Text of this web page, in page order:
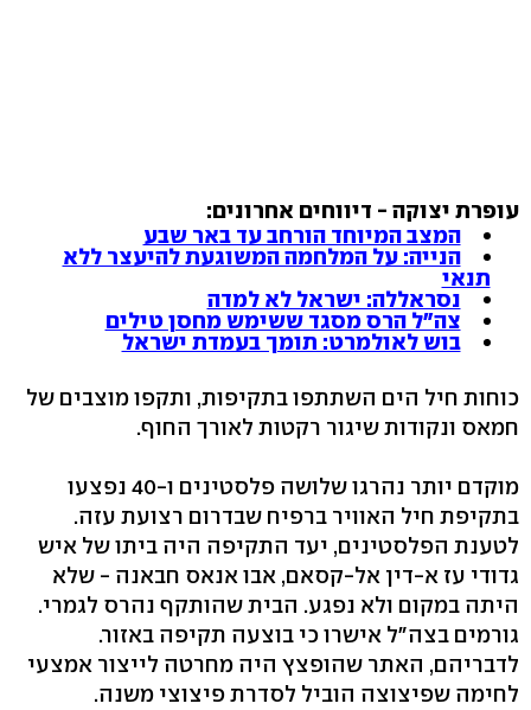
עופרת יצוקה - דיווחים אחרונים:
המצב המיוחד הורחב עד באר שבע
הנייה: על המלחמה המשוגעת להיעצר ללא
תנאי
נסראללה: ישראל לא למדה
צה"ל הרס מסגד ששימש מחסן טילים
בוש לאולמרט: תומך בעמדת ישראל
כוחות חיל הים השתתפו בתקיפות, ותקפו מוצבים של
חמאס ונקודות שיגור רקטות לאורך החוף.
מוקדם יותר נהרגו שלושה פלסטינים ו-40 נפצעו
בתקיפת חיל האוויר ברפיח שבדרום רצועת עזה.
לטענת הפלסטינים, יעד התקיפה היה ביתו של איש
גדודי עז א-דין אל-קסאם, אבו אנאס חבאנה - שלא
היתה במקום ולא נפגע. הבית שהותקף נהרס לגמרי.
גורמים בצה"ל אישרו כי בוצעה תקיפה באזור.
לדבריהם, האתר שהופצץ היה מחרטה לייצור אמצעי
לחימה שפיצוצה הוביל לסדרת פיצוצי משנה.